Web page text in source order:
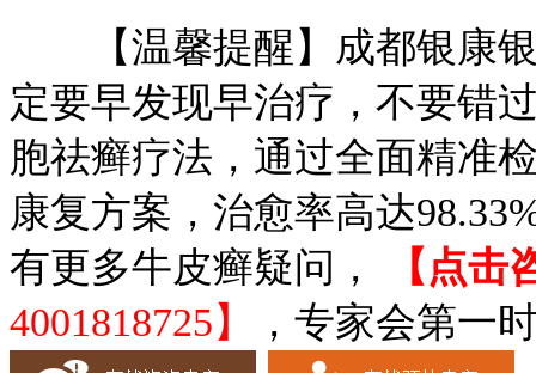
【温馨提醒】成都银康银
定要早发现早治疗，不要错
胞祛癣疗法，通过全面精准
康复方案，治愈率高达
有更多牛皮癣疑问，
【点击
4001818725】
，专家会第一